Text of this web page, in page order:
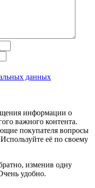
данных
информации о
важного контента.
покупателя вопросы
её по своему
изменив одну
удобно.